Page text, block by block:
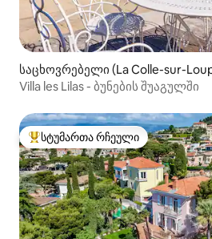
საცხოვრებელი (La Colle-sur-
Villa les Lilas - ბუნების შუაგულში
სტუმართა რჩეული მოწინავე
სტუმართა რჩეული